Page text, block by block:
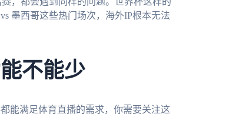
墨西哥这些热门场次，海外IP根本无法
不能少
能满足体育直播的需求，你需要关注这